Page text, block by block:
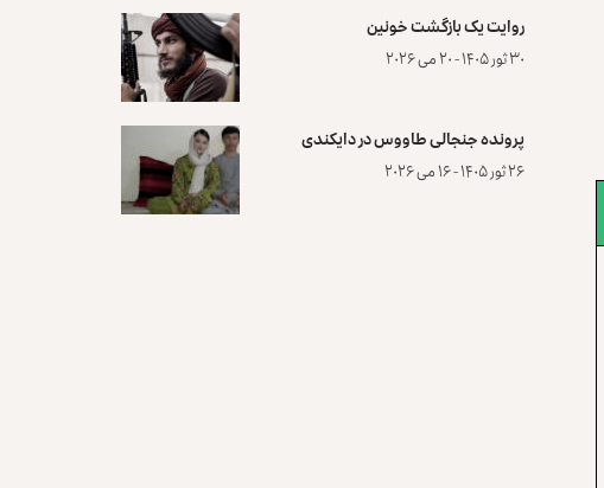
روایت یک بازگشت خونین
۳۰ ثور ۱۴۰۵ - ۲۰ می ۲۰۲۶
پرونده‌ جنجالی طاووس در دایکندی
۲۶ ثور ۱۴۰۵ - ۱۶ می ۲۰۲۶